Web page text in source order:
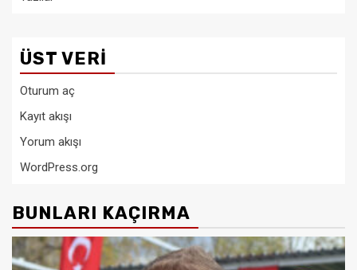
ÜST VERI
Oturum aç
Kayıt akışı
Yorum akışı
WordPress.org
BUNLARI KAÇIRMA